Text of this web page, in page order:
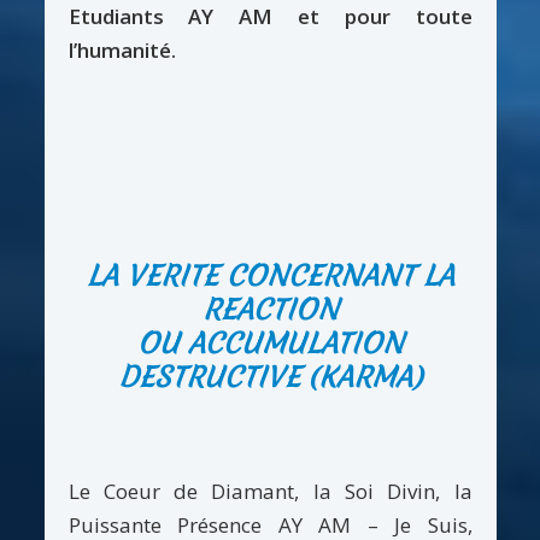
Etudiants AY AM et pour toute
l’humanité.
LA VERITE CONCERNANT LA
REACTION
OU ACCUMULATION
DESTRUCTIVE (KARMA)
Le Coeur de Diamant, la Soi Divin, la
Puissante Présence AY AM – Je Suis,